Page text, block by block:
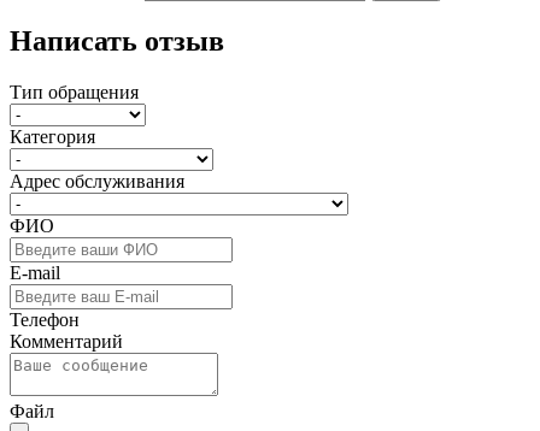
Написать отзыв
Тип обращения
Категория
Адрес обслуживания
ФИО
E-mail
Телефон
Комментарий
Файл